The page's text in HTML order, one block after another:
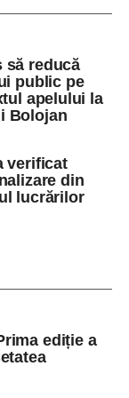
artelor”
tradițiilor
organizat în
spectacolul de
„Ioan
, alături de
consacrați, cât
multe producții
Gabi Suciu
timpului la
să reducă
public pe
apelului la
Bolojan
verificat
din
lucrărilor
ediție a